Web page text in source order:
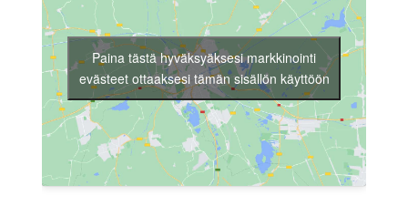
Paina tästä hyväksyäksesi markkinointi
evästeet ottaaksesi tämän sisällön käyttöön